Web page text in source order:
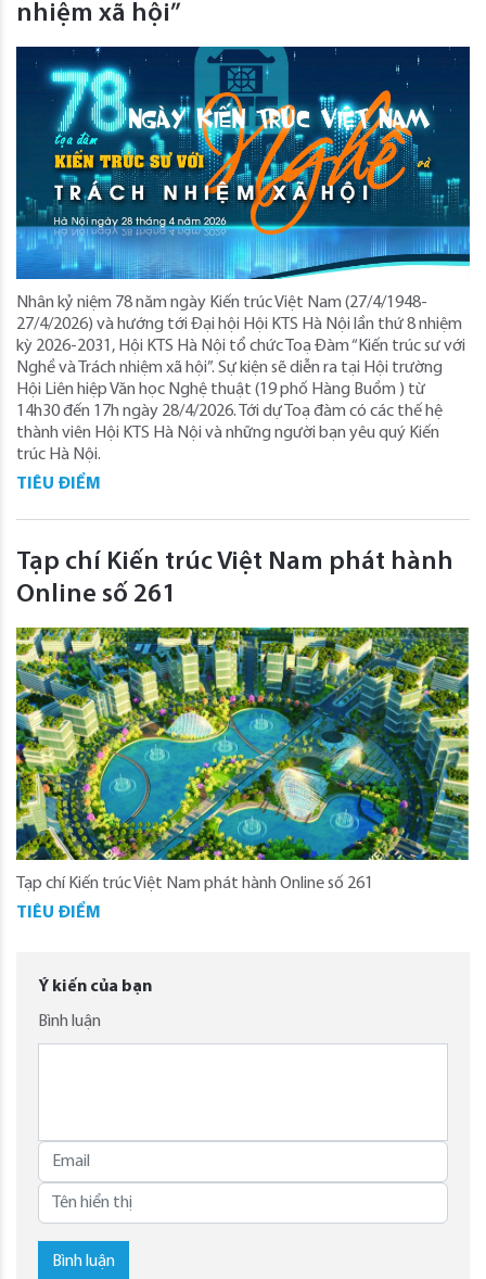
nhiệm xã hội”
Nhân kỷ niệm 78 năm ngày Kiến trúc Việt Nam (27/4/1948-
27/4/2026) và hướng tới Đại hội Hội KTS Hà Nội lần thứ 8 nhiệm
kỳ 2026-2031, Hội KTS Hà Nội tổ chức Toạ Đàm “Kiến trúc sư với
Nghề và Trách nhiệm xã hội”. Sự kiện sẽ diễn ra tại Hội trường
Hội Liên hiệp Văn học Nghệ thuật (19 phố Hàng Buồm ) từ
14h30 đến 17h ngày 28/4/2026. Tới dự Toạ đàm có các thế hệ
thành viên Hội KTS Hà Nội và những người bạn yêu quý Kiến
trúc Hà Nội.
TIÊU ĐIỂM
Tạp chí Kiến trúc Việt Nam phát hành
Online số 261
Tạp chí Kiến trúc Việt Nam phát hành Online số 261
TIÊU ĐIỂM
Ý kiến của bạn
Bình luận
Bình luận